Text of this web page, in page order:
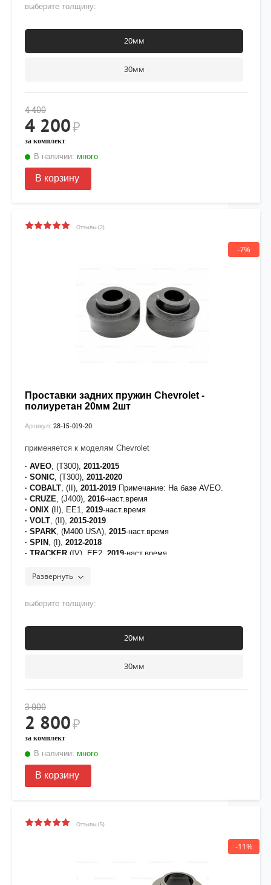
выберите толщину:
20мм
30мм
4 400
4 200₽
за комплект
В наличии: много
В корзину
Отзывы (2)
-7%
Проставки задних пружин Chevrolet -
полиуретан 20мм 2шт
Артикул: 28-15-019-20
применяется к моделям Chevrolet
· AVEO , (T300), 2011-2015
· SONIC , (T300), 2011-2020
· COBALT , (II), 2011-2019 Примечание: На базе AVEO.
· CRUZE , (J400), 2016-наст.время
· ONIX (II), EE1, 2019-наст.время
· VOLT , (II), 2015-2019
· SPARK , (M400 USA), 2015-наст.время
· SPIN
, (I), 2012-2018
· TRACKER (IV), EE2, 2019-наст.время
Развернуть
выберите толщину:
20мм
30мм
3 000
2 800₽
за комплект
В наличии: много
В корзину
Отзывы (5)
-11%